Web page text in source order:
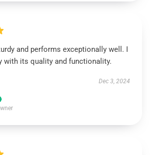
and performs exceptionally well. I
with its quality and functionality.
Dec 3, 2024